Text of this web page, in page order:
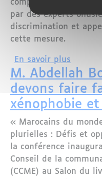
compétitions
par des experts
discrimination et
cette mesure.
En savoir plus
M. Abdellah
devons faire
xénophobie
« Marocains du
plurielles : Défis et
la conférence
Conseil de la
(CCME) au Salon du